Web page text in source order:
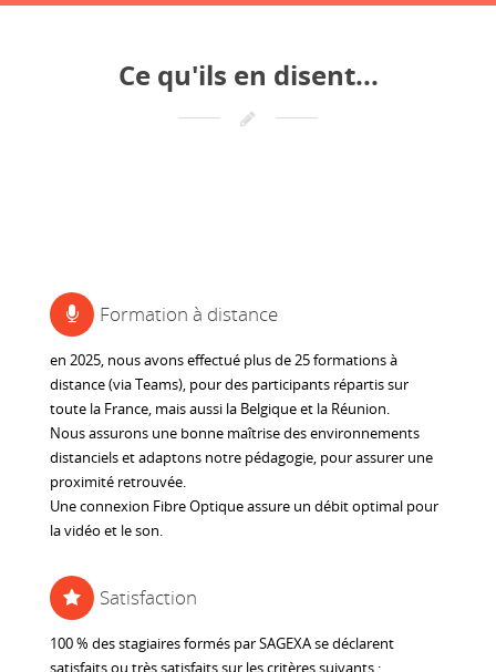
Ce qu'ils en disent...
BRED Banque
Populaire
Collins Aerospace
Formation à distance
en 2025, nous avons effectué plus de 25 formations à
distance (via Teams), pour des participants répartis sur
toute la France, mais aussi la Belgique et la Réunion.
Nous assurons une bonne maîtrise des environnements
distanciels et adaptons notre pédagogie, pour assurer une
proximité retrouvée.
Une connexion Fibre Optique assure un débit optimal pour
la vidéo et le son.
Satisfaction
100 % des stagiaires formés par SAGEXA se déclarent
satisfaits ou très satisfaits sur les critères suivants :